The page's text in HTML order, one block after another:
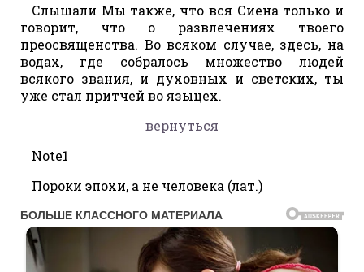
Слышали Мы также, что вся Сиена только и
говорит, что о развлечениях твоего
преосвященства. Во всяком случае, здесь, на
водах, где собралось множество людей
всякого звания, и духовных и светских, ты
уже стал притчей во языцех.
вернуться
Note1
Пороки эпохи, а не человека (лат.)